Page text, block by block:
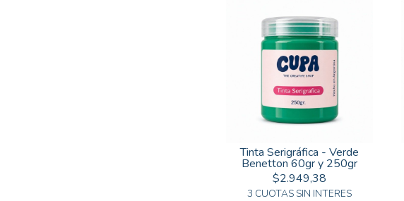
Tinta Serigráfica - Verde
Benetton 60gr y 250gr
$2.949,38
3 CUOTAS SIN INTERES